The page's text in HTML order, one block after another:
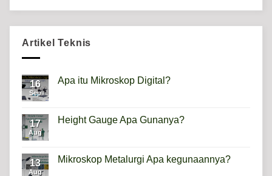
Artikel Teknis
16
Sep
Apa itu Mikroskop Digital?
Apa
itu
17
Aug
Height Gauge Apa Gunanya?
Height
Gauge
13
Aug
Mikroskop Metalurgi Apa kegunaannya?